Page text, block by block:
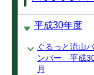
平成30年度
ぐるっと流山
ンバー 平成
月